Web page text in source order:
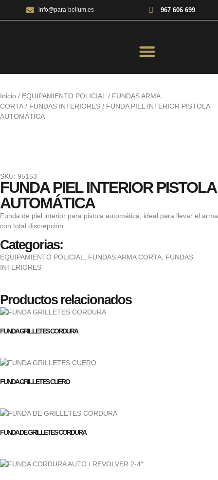
info@para-bellum.es 967 606 699
Inicio / EQUIPAMIENTO POLICIAL / FUNDAS ARMA
CORTA / FUNDAS INTERIORES / FUNDA PIEL INTERIOR PISTOLA
AUTOMÁTICA
SKU: 95153
FUNDA PIEL INTERIOR PISTOLA
AUTOMÁTICA
Funda de piel interior para pistola automática, ideal para llevar el arma
con total discrepción.
Categorias:
EQUIPAMIENTO POLICIAL FUNDAS ARMA CORTA FUNDAS
INTERIORES
Productos relacionados
FUNDA GRILLETES CORDURA
FUNDA GRILLETES CUERO
FUNDA DE GRILLETES CORDURA